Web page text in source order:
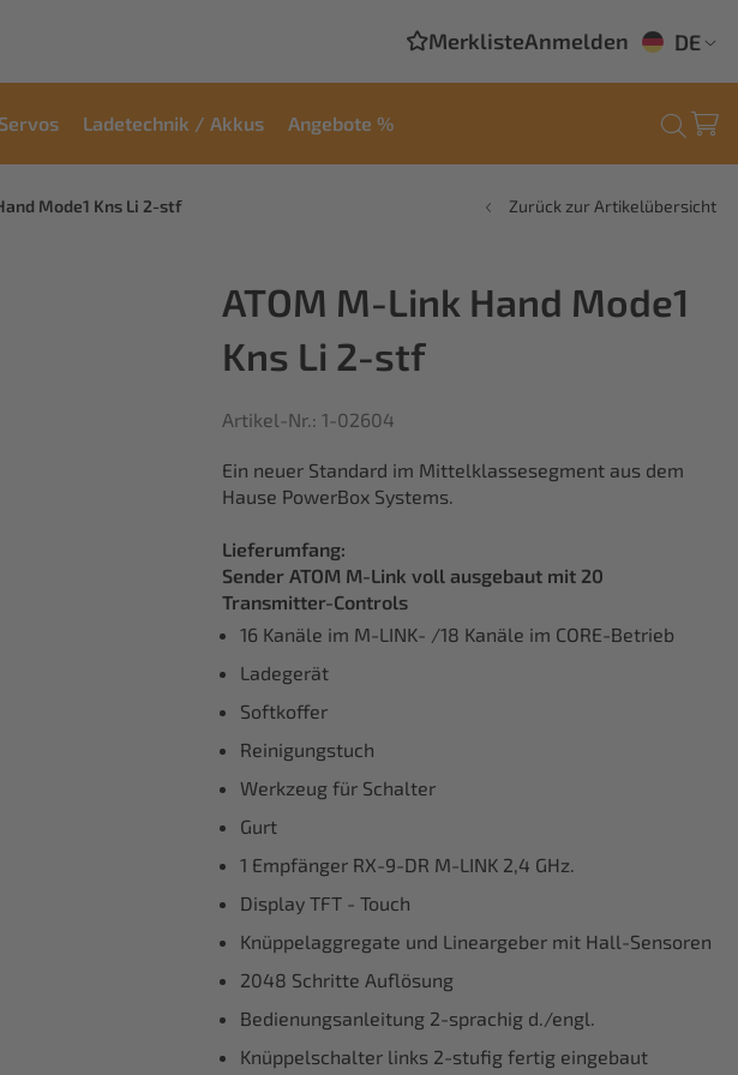
MerklisteAnmelden DE
Servos Ladetechnik / Akkus Angebote %
Mode1 Kns Li 2-stf Zurück zur Artikelübersicht
ATOM M-Link Hand Mode1
Kns Li 2-stf
Artikel-Nr.: 1-02604
Ein neuer Standard im Mittelklassesegment aus dem
Hause PowerBox Systems.
Lieferumfang:
Sender ATOM M-Link voll ausgebaut mit 20
Transmitter-Controls
16 Kanäle im M-LINK- /18 Kanäle im CORE-Betrieb
Ladegerät
Softkoffer
Reinigungstuch
Werkzeug für Schalter
Gurt
1 Empfänger RX-9-DR M-LINK 2,4 GHz.
Display TFT - Touch
Knüppelaggregate und Lineargeber mit Hall-Sensoren
2048 Schritte Auflösung
Bedienungsanleitung 2-sprachig d./engl.
Knüppelschalter links 2-stufig fertig eingebaut